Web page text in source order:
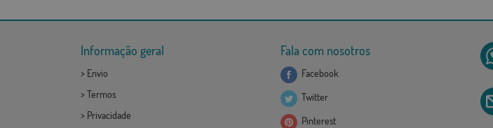
Informação geral
> Envio
> Termos
> Privacidade
Fala com nosotros
Facebook
Twitter
Pinterest